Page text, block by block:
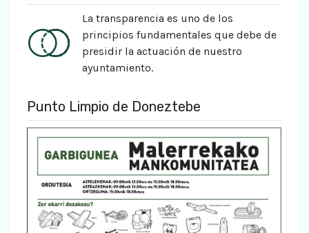
La transparencia es uno de los
principios fundamentales que debe de
presidir la actuación de nuestro
ayuntamiento.
Punto Limpio de Doneztebe